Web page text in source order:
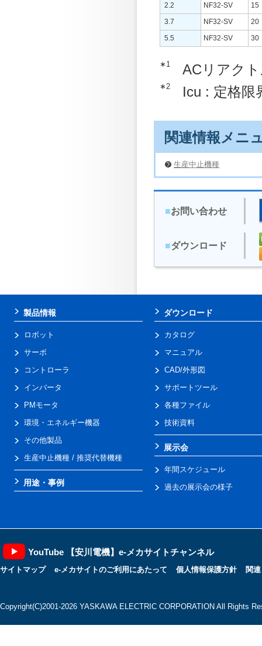
2.2
NF32-SV
15
3.7
NF32-SV
20
5.5
NF32-SV 30
∗1 ACリアク
∗2 Icu : 定格限
関連情報メニ
生産中止機種
■お問い合わせ
■ダウンロード
製品情報
ロボット
サーボ
コントローラ
インバータ
PMモータ
環境・エネルギー機器
その他製品
生産中止機種 / 推奨代替機種
用途・事例
ダウンロード
カタログ
マニュアル
CAD/外形図
サポートツール
各種ファイル
技術資料
展示会
年間スケジュール
過去の展示会の様子
YouTube 【安川電機】e-メカサイトチャンネル
サイトマップ e-メカサイトのご利用にあたって 個人情報保護方針 関
Copyright(C)2001‐2026 YASKAWA ELECTRIC CORPORATION All Rights